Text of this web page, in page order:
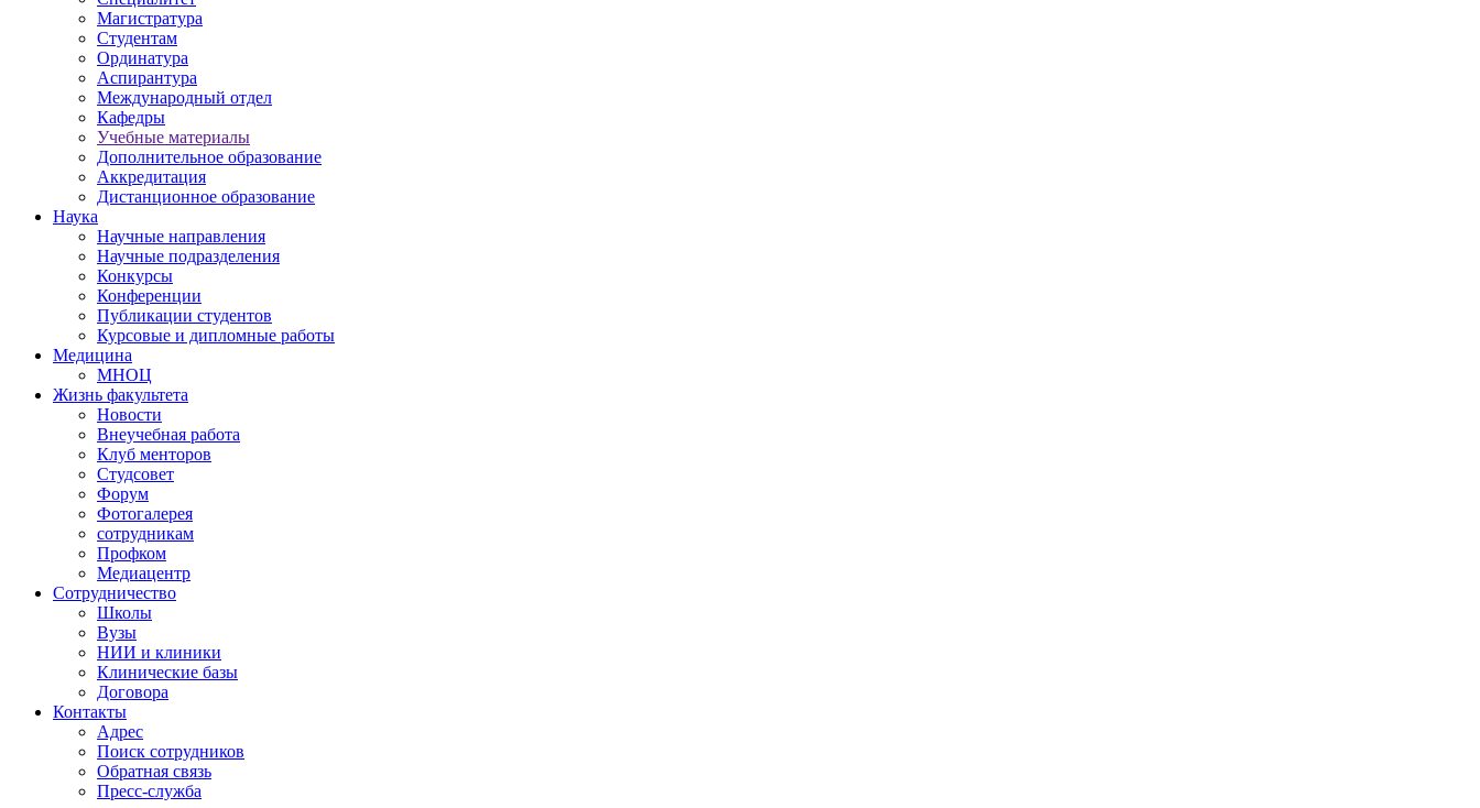
Магистратура
Студентам
Ординатура
Аспирантура
Международный отдел
Кафедры
Учебные материалы
Дополнительное образование
Аккредитация
Дистанционное образование
Наука
Научные направления
Научные подразделения
Конкурсы
Конференции
Публикации студентов
Курсовые и дипломные работы
Медицина
МНОЦ
Жизнь факультета
Новости
Внеучебная работа
Клуб менторов
Студсовет
Форум
Фотогалерея
сотрудникам
Профком
Медиацентр
Сотрудничество
Школы
Вузы
НИИ и клиники
Клинические базы
Договора
Контакты
Адрес
Поиск сотрудников
Обратная связь
Пресс-служба